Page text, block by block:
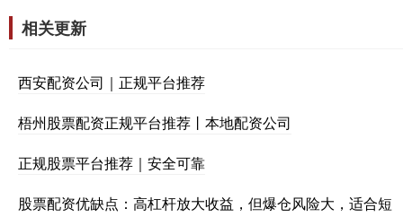
相关更新
西安配资公司｜正规平台推荐
梧州股票配资正规平台推荐丨本地配资公司
正规股票平台推荐｜安全可靠
股票配资优缺点：高杠杆放大收益，但爆仓风险大，适合短